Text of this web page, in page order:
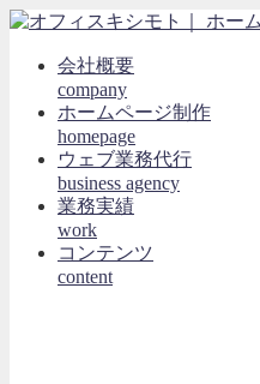
会社概要
company
ホームページ制作
homepage
ウェブ業務代行
business agency
業務実績
work
コンテンツ
content